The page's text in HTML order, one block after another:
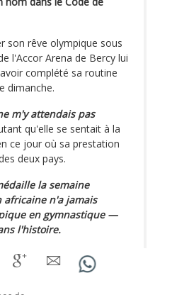
son rêve olympique sous
l'Accor Arena de Bercy lui
complété sa routine
dimanche.
m'y attendais pas
qu'elle se sentait à la
ce jour où sa prestation
deux pays.
la semaine
n'a jamais
en gymnastique —
l'histoire.